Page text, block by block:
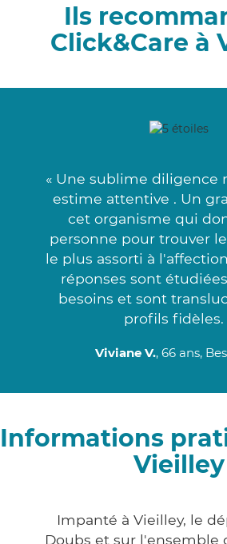
Ils
Click&Care à
« Une sublime diligence
estime attentive . Un
cet organisme qui
personne pour trouver
le plus assorti à
réponses sont
besoins et sont
profils fidèles.
Viviane V., 66 ans,
Informations
Vieilley
Impanté à Vieilley, le
Doubs et sur l'ensemble